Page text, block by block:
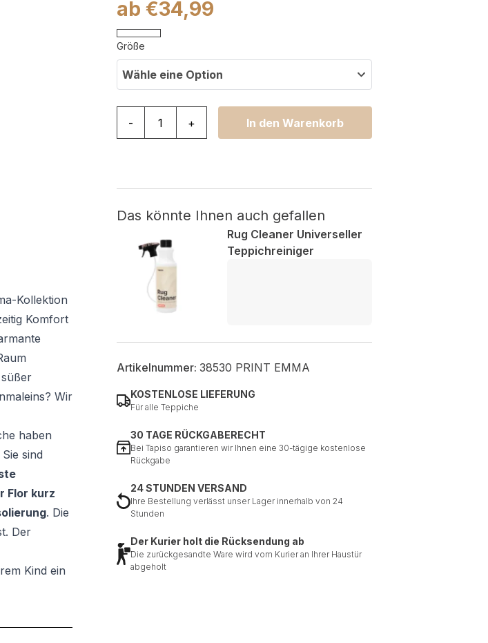
Kollektion
Komfort
Wir
haben
sind
Flor kurz
. Die
Der
Kind ein
ab €34,99
Größe
Wähle eine Option
- + In den Warenkorb
Das könnte Ihnen auch gefallen
Rug Cleaner Universeller
Teppichreiniger
Artikelnummer: 38530 PRINT EMMA
KOSTENLOSE LIEFERUNG
Für alle Teppiche
30 TAGE RÜCKGABERECHT
Bei Tapiso garantieren wir Ihnen eine 30-tägige kostenlose
Rückgabe
24 STUNDEN VERSAND
Ihre Bestellung verlässt unser Lager innerhalb von 24
Stunden
Der Kurier holt die Rücksendung ab
Die zurückgesandte Ware wird vom Kurier an Ihrer Haustür
abgeholt